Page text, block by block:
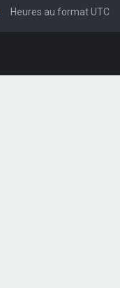
Heures au formatUTC